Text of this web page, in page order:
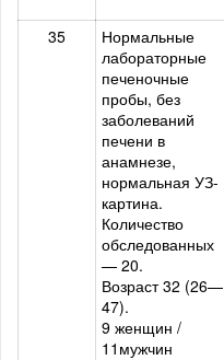
35
Нормальные
лабораторные
печеночные
пробы, без
заболеваний
печени в
анамнезе,
нормальная УЗ-
картина.
Количество
обследованных
— 20.
Возраст 32 (26—
47).
9 женщин /
11мужчин